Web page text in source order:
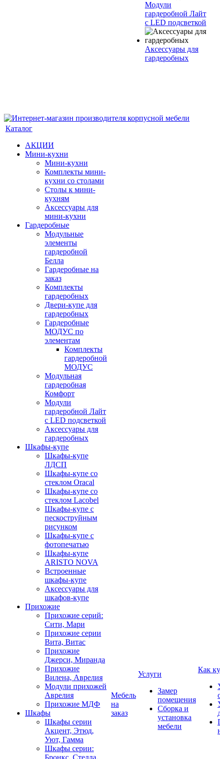
Модули
гардеробной Лайт
с LED подсветкой
Аксессуары для
гардеробных
Каталог
АКЦИИ
Мини-кухни
Мини-кухни
Комплекты мини-
кухни со столами
Столы к мини-
кухням
Аксессуары для
мини-кухни
Гардеробные
Модульные
элементы
гардеробной
Белла
Гардеробные на
заказ
Комплекты
гардеробных
Двери-купе для
гардеробных
Гардеробные
МОДУС по
элементам
Комплекты
гардеробной
МОДУС
Модульная
гардеробная
Комфорт
Модули
гардеробной Лайт
с LED подсветкой
Аксессуары для
гардеробных
Шкафы-купе
Шкафы-купе
ЛДСП
Шкафы-купе со
стеклом Oracal
Шкафы-купе со
стеклом Lacobel
Шкафы-купе с
пескоструйным
рисунком
Шкафы-купе с
фотопечатью
Шкафы-купе
ARISTO NOVA
Встроенные
шкафы-купе
Аксессуары для
шкафов-купе
Прихожие
Прихожие серий:
Сити, Мари
Прихожие серии
Вита, Витас
Прихожие
Джерси, Миранда
Прихожие
Вилена, Аврелия
Модули прихожей
Аврелия
Прихожие МДФ
Шкафы
Шкафы серии
Акцент, Этюд,
Уют, Гамма
Шкафы серии:
Бронкс, Стелла,
Мебель
на
заказ
Услуги
Замер
помещения
Сборка и
установка
мебели
Как